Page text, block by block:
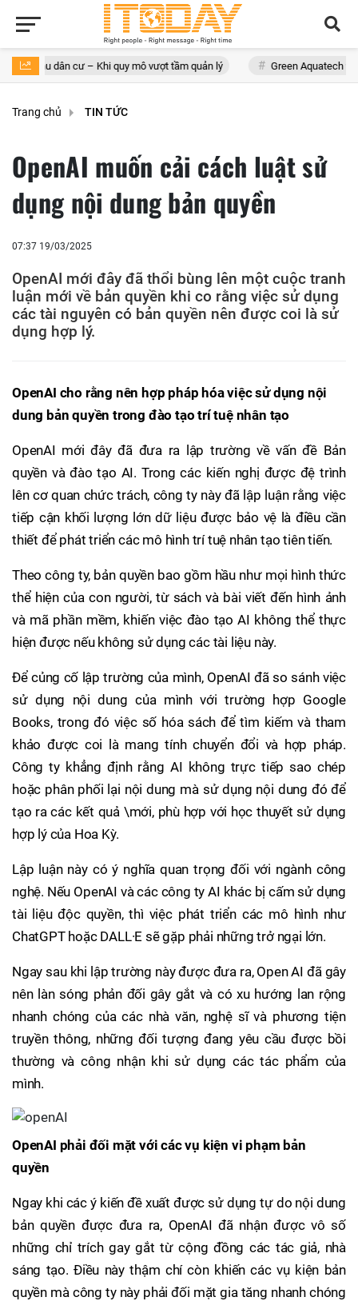
cư – Khi quy mô vượt tầm quản lý Green Aquatech và ‘hành trình’
Trang chủ TIN TỨC
OpenAI muốn cải cách luật sử
dụng nội dung bản quyền
07:37 19/03/2025
OpenAI mới đây đã thổi bùng lên một cuộc tranh
luận mới về bản quyền khi co rằng việc sử dụng
các tài nguyên có bản quyền nên được coi là sử
dụng hợp lý.
OpenAI cho rằng nên hợp pháp hóa việc sử dụng nội
dung bản quyền trong đào tạo trí tuệ nhân tạo
OpenAI mới đây đã đưa ra lập trường về vấn đề Bản
quyền và đào tạo AI. Trong các kiến nghị được đệ trình
lên cơ quan chức trách, công ty này đã lập luận rằng việc
tiếp cận khối lượng lớn dữ liệu được bảo vệ là điều cần
thiết để phát triển các mô hình trí tuệ nhân tạo tiên tiến.
Theo công ty, bản quyền bao gồm hầu như mọi hình thức
thể hiện của con người, từ sách và bài viết đến hình ảnh
và mã phần mềm, khiến việc đào tạo AI không thể thực
hiện được nếu không sử dụng các tài liệu này.
Để củng cố lập trường của mình, OpenAI đã so sánh việc
sử dụng nội dung của mình với trường hợp Google
Books, trong đó việc số hóa sách để tìm kiếm và tham
khảo được coi là mang tính chuyển đổi và hợp pháp.
Công ty khẳng định rằng AI không trực tiếp sao chép
hoặc phân phối lại nội dung mà sử dụng nội dung đó để
tạo ra các kết quả \mới, phù hợp với học thuyết sử dụng
hợp lý của Hoa Kỳ.
Lập luận này có ý nghĩa quan trọng đối với ngành công
nghệ. Nếu OpenAI và các công ty AI khác bị cấm sử dụng
tài liệu độc quyền, thì việc phát triển các mô hình như
ChatGPT hoặc DALL·E sẽ gặp phải những trở ngại lớn.
Ngay sau khi lập trường này được đưa ra, Open AI đã gây
nên làn sóng phản đối gây gắt và có xu hướng lan rộng
nhanh chóng của các nhà văn, nghệ sĩ và phương tiện
truyền thông, những đối tượng đang yêu cầu được bồi
thường và công nhận khi sử dụng các tác phẩm của
mình.
OpenAI phải đối mặt với các vụ kiện vi phạm bản
quyền
Ngay khi các ý kiến đề xuất được sử dụng tự do nội dung
bản quyền được đưa ra, OpenAI đã nhận được vô số
những chỉ trích gay gắt từ cộng đồng các tác giả, nhà
sáng tạo. Điều này thậm chí còn khiến các vụ kiện bản
quyền mà công ty này phải đối mặt gia tăng nhanh chóng